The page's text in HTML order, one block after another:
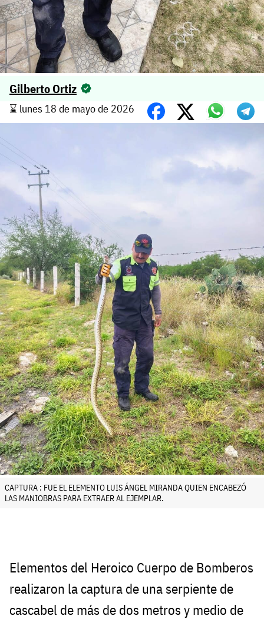
Gilberto Ortiz
⌛️ lunes 18 de mayo de 2026
CAPTURA : FUE EL ELEMENTO LUIS ÁNGEL MIRANDA QUIEN ENCABEZÓ
LAS MANIOBRAS PARA EXTRAER AL EJEMPLAR.
Elementos del Heroico Cuerpo de Bomberos
realizaron la captura de una serpiente de
cascabel de más de dos metros y medio de